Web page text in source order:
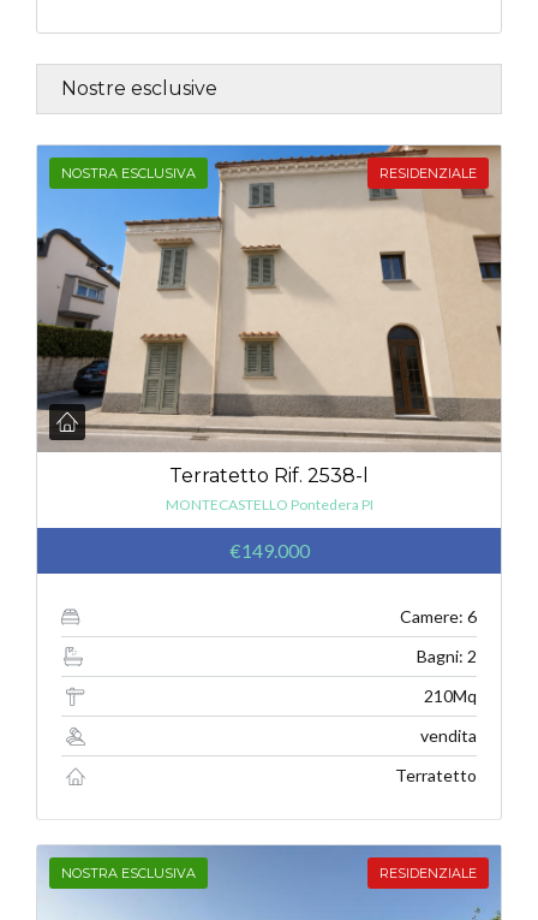
Nostre esclusive
NOSTRA ESCLUSIVA RESIDENZIALE
Terratetto Rif. 2538-l
MONTECASTELLO Pontedera PI
€149.000
Camere: 6
Bagni: 2
210Mq
vendita
Terratetto
NOSTRA ESCLUSIVA RESIDENZIALE